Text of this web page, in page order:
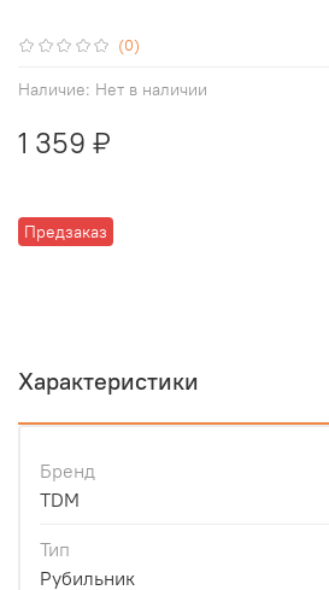
(0)
Наличие: Нет в наличии
Предзаказ
1 359 ₽
Характеристики
Бренд
TDM
Тип
Рубильник